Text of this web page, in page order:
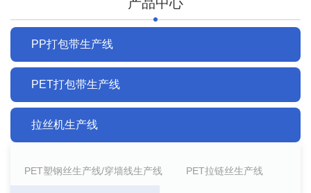
PP打包带生产线
PET打包带生产线
拉丝机生产线
PET塑钢丝生产线/穿墙线生产线 PET拉链丝生产线